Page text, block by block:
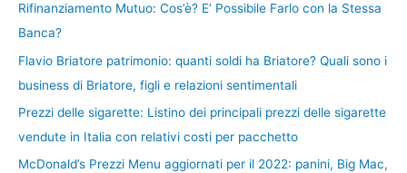
Rifinanziamento Mutuo: Cos’è? E’ Possibile Farlo con la Stessa
Banca?
Flavio Briatore patrimonio: quanti soldi ha Briatore? Quali sono i
business di Briatore, figli e relazioni sentimentali
Prezzi delle sigarette: Listino dei principali prezzi delle sigarette
vendute in Italia con relativi costi per pacchetto
McDonald’s Prezzi Menu aggiornati per il 2022: panini, Big Mac,